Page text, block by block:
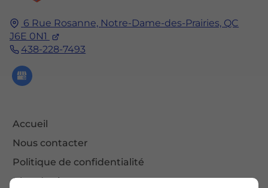
6 Rue Rosanne, Notre-Dame-des-Prairies, QC
J6E 0N1
438-228-7493
Accueil
Nous contacter
Politique de confidentialité
Plan du site